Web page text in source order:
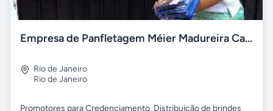
Empresa de Panfletagem Méier Madureira Cachambi
Rio de Janeiro
Rio de Janeiro
Promotores para Credenciamento, Distribuição de brindes